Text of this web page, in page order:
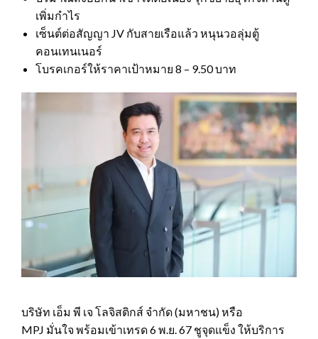
เพิ่มกำไร
เซ็นต์ต่อสัญญา JV กับสายเรือแล้ว หนุนวอลุ่มตู้
คอนเทนเนอร์
โบรคเกอร์ให้ราคาเป้าหมาย 8 – 9.50 บาท
บริษัท เอ็ม พี เจ โลจิสติกส์ จำกัด (มหาชน) หรือ
MPJ มั่นใจ พร้อมเข้าเทรด 6 พ.ย. 67 ชูจุดแข็ง ให้บริการ